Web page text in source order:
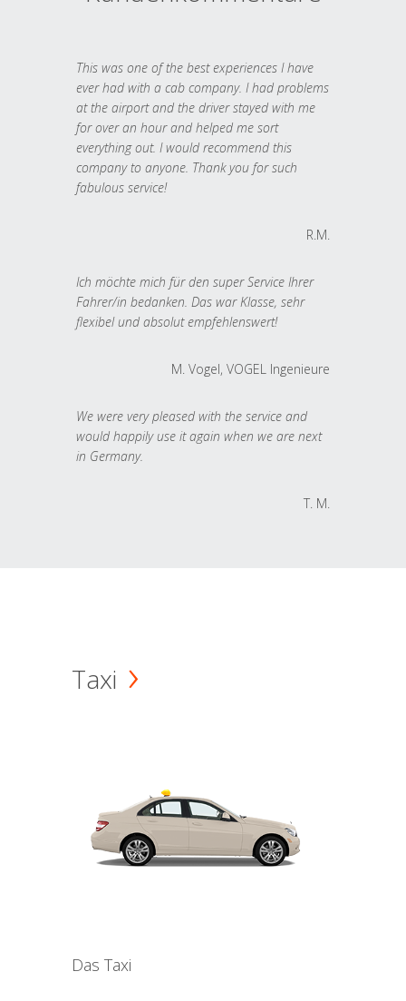
This was one of the best experiences I have
ever had with a cab company. I had problems
at the airport and the driver stayed with me
for over an hour and helped me sort
everything out. I would recommend this
company to anyone. Thank you for such
fabulous service!
R.M.
Ich möchte mich für den super Service Ihrer
Fahrer/in bedanken. Das war Klasse, sehr
flexibel und absolut empfehlenswert!
M. Vogel, VOGEL Ingenieure
We were very pleased with the service and
would happily use it again when we are next
in Germany.
T. M.
Taxi
Das Taxi